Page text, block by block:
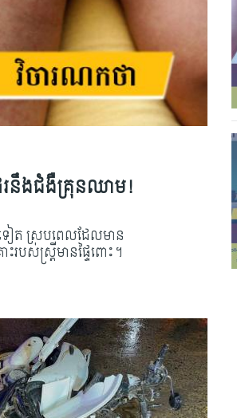
ែរនឹងជំងឺគ្រុនឈាម!
ៀត ស្របពេលដែលមាន
បស់ស្ត្រីមានផ្ទៃពោះ។